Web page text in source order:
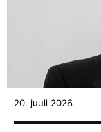
20. juuli 2026